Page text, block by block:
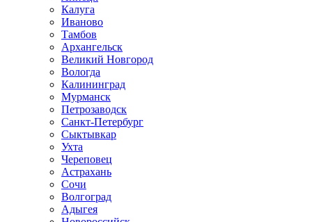
Калуга
Иваново
Тамбов
Архангельск
Великий Новгород
Вологда
Калининград
Мурманск
Петрозаводск
Санкт-Петербург
Сыктывкар
Ухта
Череповец
Астрахань
Сочи
Волгоград
Адыгея